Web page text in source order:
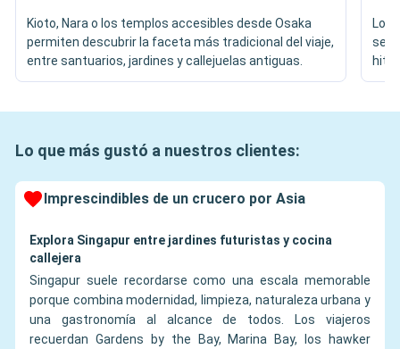
Kioto, Nara o los templos accesibles desde Osaka
permiten descubrir la faceta más tradicional del viaje,
entre santuarios, jardines y callejuelas antiguas.
Los
Lo que más gustó a nuestros clientes:
Imprescindibles de un crucero por Asia
Explora Singapur entre jardines futuristas y cocina
callejera
Singapur suele recordarse como una escala memorable
porque combina modernidad, limpieza, naturaleza urbana y
una gastronomía al alcance de todos. Los viajeros
recuerdan Gardens by the Bay, Marina Bay, los hawker